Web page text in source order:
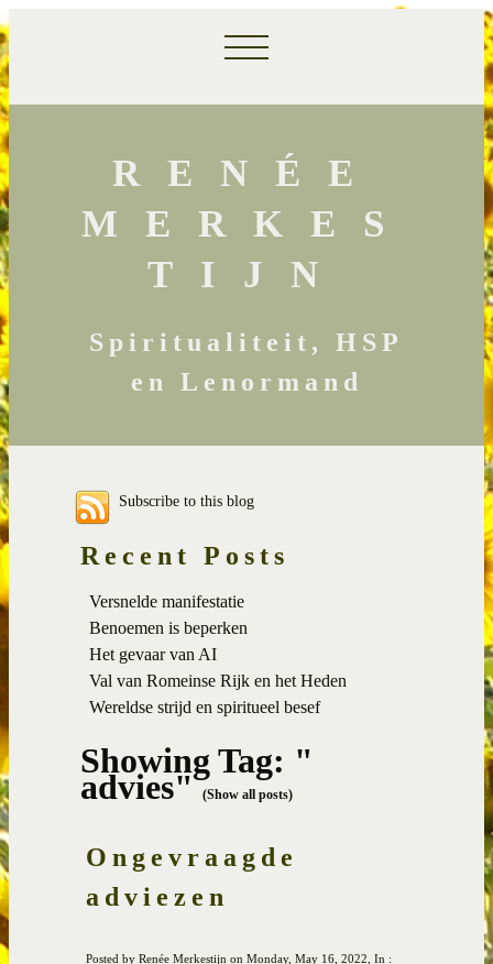
RENÉE
MERKES
TIJN
Spiritualiteit, HSP
en Lenormand
Subscribe to this blog
Recent Posts
Versnelde manifestatie
Benoemen is beperken
Het gevaar van AI
Val van Romeinse Rijk en het Heden
Wereldse strijd en spiritueel besef
Showing Tag: "
advies"(Show all posts)
Ongevraagde
adviezen
Posted by Renée Merkestijn on Monday, May 16, 2022, In :